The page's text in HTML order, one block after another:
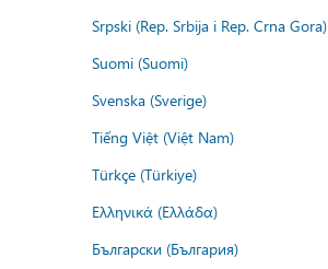
Srpski (Rep. Srbija i Rep. Crna Gora)
Suomi (Suomi)
Svenska (Sverige)
Tiếng Việt (Việt Nam)
Türkçe (Türkiye)
Ελληνικά (Ελλάδα)
Български (България)